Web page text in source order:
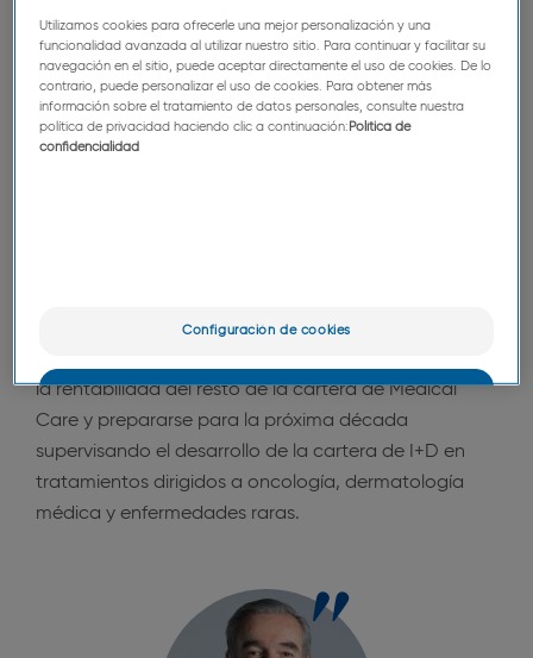
subsahariana.
Marie-Andrée Gamache aportará a Pierre Fabre
Medical Care su enérgico liderazgo, su talla
internacional y su amplia experiencia farmacéutica.
mediante la expansión a nuevas indicaciones y
la rentabilidad del resto de la cartera de Medical
Care y prepararse para la próxima década
supervisando el desarrollo de la cartera de I+D en
tratamientos dirigidos a oncología, dermatología
médica y enfermedades raras.
Utilizamos cookies para ofrecerle una mejor personalización y una
funcionalidad avanzada al utilizar nuestro sitio. Para continuar y facilitar su
navegación en el sitio, puede aceptar directamente el uso de cookies. De lo
contrario, puede personalizar el uso de cookies. Para obtener más
información sobre el tratamiento de datos personales, consulte nuestra
política de privacidad haciendo clic a continuación: Política de
confidencialidad
Configuración de cookies
Sólo lo esencial
OK